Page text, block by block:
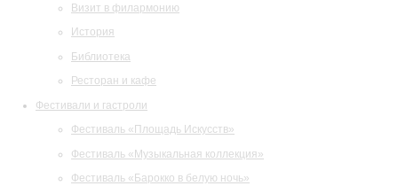
Визит в филармонию
История
Библиотека
Ресторан и кафе
Фестивали и гастроли
Фестиваль «Площадь Искусств»
Фестиваль «Музыкальная коллекция»
Фестиваль «Барокко в белую ночь»